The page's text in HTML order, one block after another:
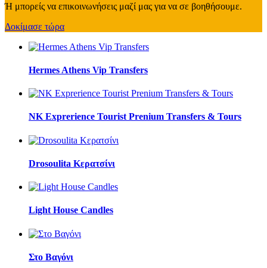
Ή μπορείς να επικοινωνήσεις μαζί μας για να σε βοηθήσουμε.
Δοκίμασε τώρα
Hermes Athens Vip Transfers
NK Exprerience Tourist Prenium Transfers & Tours
Drosoulita Κερατσίνι
Light House Candles
Στο Βαγόνι